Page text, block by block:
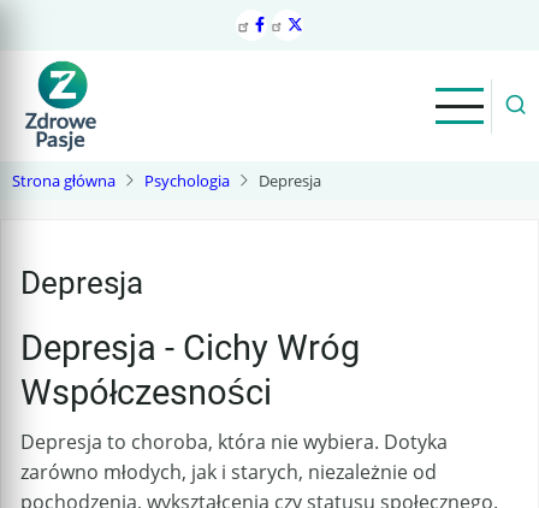
treści
Strona główna Psychologia Depresja
Depresja
Depresja - Cichy Wróg
Współczesności
Depresja to choroba, która nie wybiera. Dotyka
zarówno młodych, jak i starych, niezależnie od
pochodzenia, wykształcenia czy statusu społecznego.